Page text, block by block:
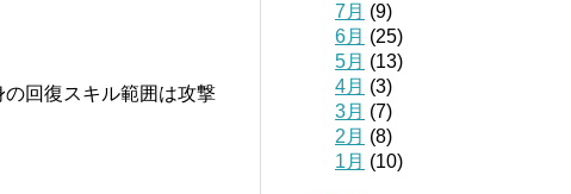
回復スキル範囲は攻撃
7月 (9)
6月 (25)
5月 (13)
4月 (3)
3月 (7)
2月 (8)
1月 (10)